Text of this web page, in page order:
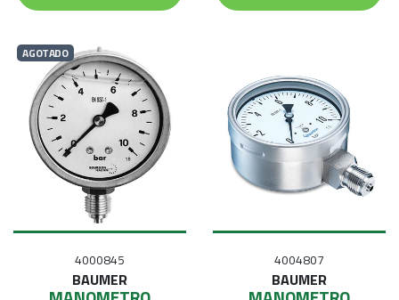
AGOTADO
4000845
BAUMER
4004807
BAUMER